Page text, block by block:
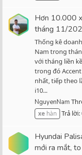
Hơn 10.000
tháng 11/
Thống kê
Nam trong
với tháng liền
trong đó
nhất, tiếp theo
i10...
NguyenNam
xe hàn Trả lời:
Hyundai
mới ra mắt,